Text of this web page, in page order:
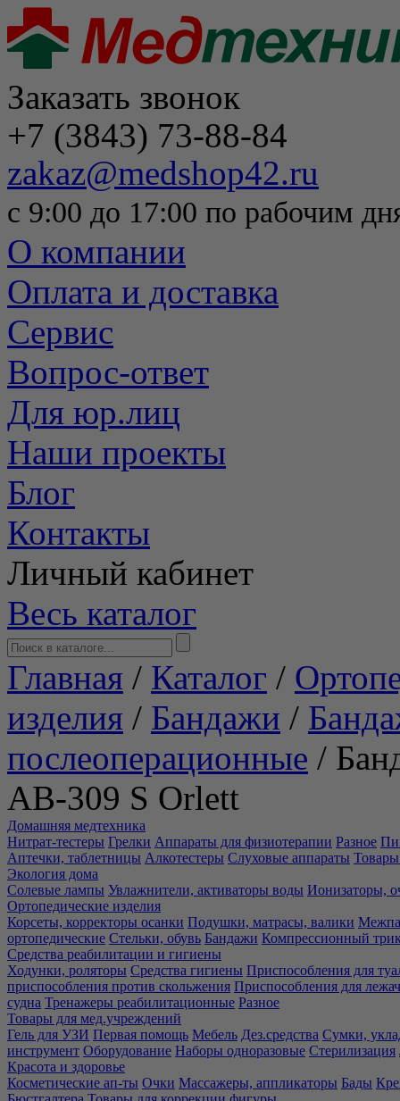
Заказать звонок
+7 (3843) 73-88-84
zakaz@medshop42.ru
с 9:00 до 17:00 по рабочим
О компании
Оплата и доставка
Сервис
Вопрос-ответ
Для юр.лиц
Наши проекты
Блог
Контакты
Личный кабинет
Весь каталог
Главная / Каталог /
изделия / Бандажи /
послеоперационные /
АВ-309 S Orlett
Домашняя медтехника
Нитрат-тестеры Грелки Аппараты для физиотерапии Разное
Аптечки, таблетницы Алкотестеры Слуховые аппараты Товары
Экология дома
Солевые лампы Увлажнители, активаторы воды Ионизаторы,
Ортопедические изделия
Корсеты, корректоры осанки Подушки, матрасы, валики
ортопедические Стельки, обувь Бандажи Компрессионный
Средства реабилитации и гигиены
Ходунки, роляторы Средства гигиены Приспособления для
приспособления против скольжения Приспособления для
судна Тренажеры реабилитационные Разное
Товары для мед.учреждений
Гель для УЗИ Первая помощь Мебель Дез.средства Сумки,
инструмент Оборудование Наборы одноразовые Стерилизация
Красота и здоровье
Косметические ап-ты Очки Массажеры, аппликаторы Бады